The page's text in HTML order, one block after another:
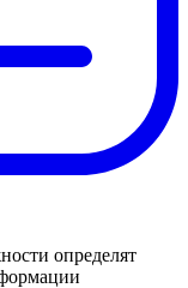
определят